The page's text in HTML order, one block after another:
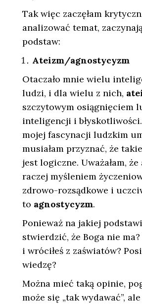
Tak więc zaczęłam
analizować temat,
podstaw:
Ateizm/agnostycyzm
Otaczało mnie wielu
ludzi, i dla wielu z nich,
szczytowym osiągnięciem
inteligencji i błyskotliwości.
mojej fascynacji ludzkim
musiałam przyznać, że
jest logiczne. Uważałam,
raczej myśleniem
zdrowo-rozsądkowe i
to agnostycyzm.
Ponieważ na jakiej
stwierdzić, że Boga nie ma?
i wróciłeś z zaświatów?
wiedzę?
Można mieć taką opinie,
może się „tak wydawać”,